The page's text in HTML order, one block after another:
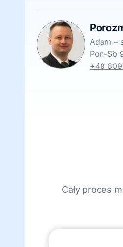
Adam –
Pon-Sb
+48 609
Cały proces